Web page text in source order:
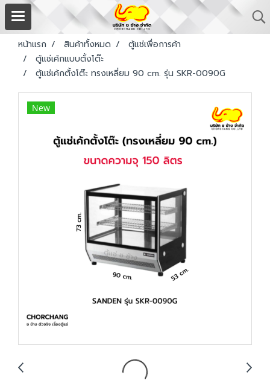
หน้าแรก สินค้าทั้งหมด
ตู้แช่เพื่อการค้า
ตู้แช่เค้กแบบตั้งโต๊ะ
ตู้แช่เค้กตั้งโต๊ะ ทรงเหลี่ยม 90 cm. รุ่น SKR-0090G
New